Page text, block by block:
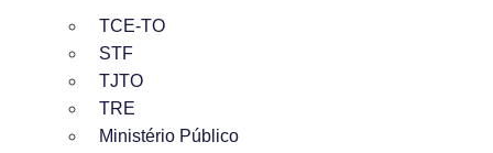
TCE-TO
STF
TJTO
TRE
Ministério Público